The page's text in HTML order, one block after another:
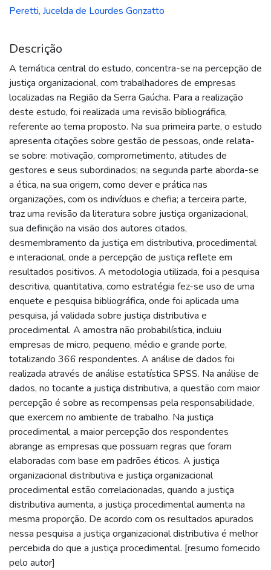
Peretti, Jucelda de Lourdes Gonzatto
Descrição
A temática central do estudo, concentra-se na percepção de
justiça organizacional, com trabalhadores de empresas
localizadas na Região da Serra Gaúcha. Para a realização
deste estudo, foi realizada uma revisão bibliográfica,
referente ao tema proposto. Na sua primeira parte, o estudo
apresenta citações sobre gestão de pessoas, onde relata-
se sobre: motivação, comprometimento, atitudes de
gestores e seus subordinados; na segunda parte aborda-se
a ética, na sua origem, como dever e prática nas
organizações, com os indivíduos e chefia; a terceira parte,
traz uma revisão da literatura sobre justiça organizacional,
sua definição na visão dos autores citados,
desmembramento da justiça em distributiva, procedimental
e interacional, onde a percepção de justiça reflete em
resultados positivos. A metodologia utilizada, foi a pesquisa
descritiva, quantitativa, como estratégia fez-se uso de uma
enquete e pesquisa bibliográfica, onde foi aplicada uma
pesquisa, já validada sobre justiça distributiva e
procedimental. A amostra não probabilística, incluiu
empresas de micro, pequeno, médio e grande porte,
totalizando 366 respondentes. A análise de dados foi
realizada através de análise estatística SPSS. Na análise de
dados, no tocante a justiça distributiva, a questão com maior
percepção é sobre as recompensas pela responsabilidade,
que exercem no ambiente de trabalho. Na justiça
procedimental, a maior percepção dos respondentes
abrange as empresas que possuam regras que foram
elaboradas com base em padrões éticos. A justiça
organizacional distributiva e justiça organizacional
procedimental estão correlacionadas, quando a justiça
distributiva aumenta, a justiça procedimental aumenta na
mesma proporção. De acordo com os resultados apurados
nessa pesquisa a justiça organizacional distributiva é melhor
percebida do que a justiça procedimental. [resumo fornecido
pelo autor]